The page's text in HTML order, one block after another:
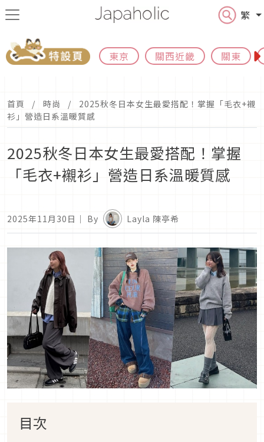
繁
東京 關西近畿 關東
首頁 時尚
2025秋冬日本女生最愛搭配！掌握「毛衣+襯
衫」營造日系溫暖質感
2025秋冬日本女生最愛搭配！掌握
「毛衣+襯衫」營造日系溫暖質感
2025年11月30日 ｜ By Layla 陳亭希
目次